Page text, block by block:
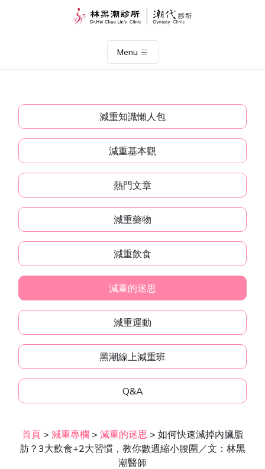
Menu
減重知識懶人包
減重基本觀
熱門文章
減重藥物
減重飲食
減重的迷思
減重運動
黑潮線上減重班
Q&A
首頁 > 減重專欄 > 減重的迷思 > 如何快速減掉內臟脂
肪？3大飲食+2大習慣，教你數週縮小腰圍／文：林黑
潮醫師